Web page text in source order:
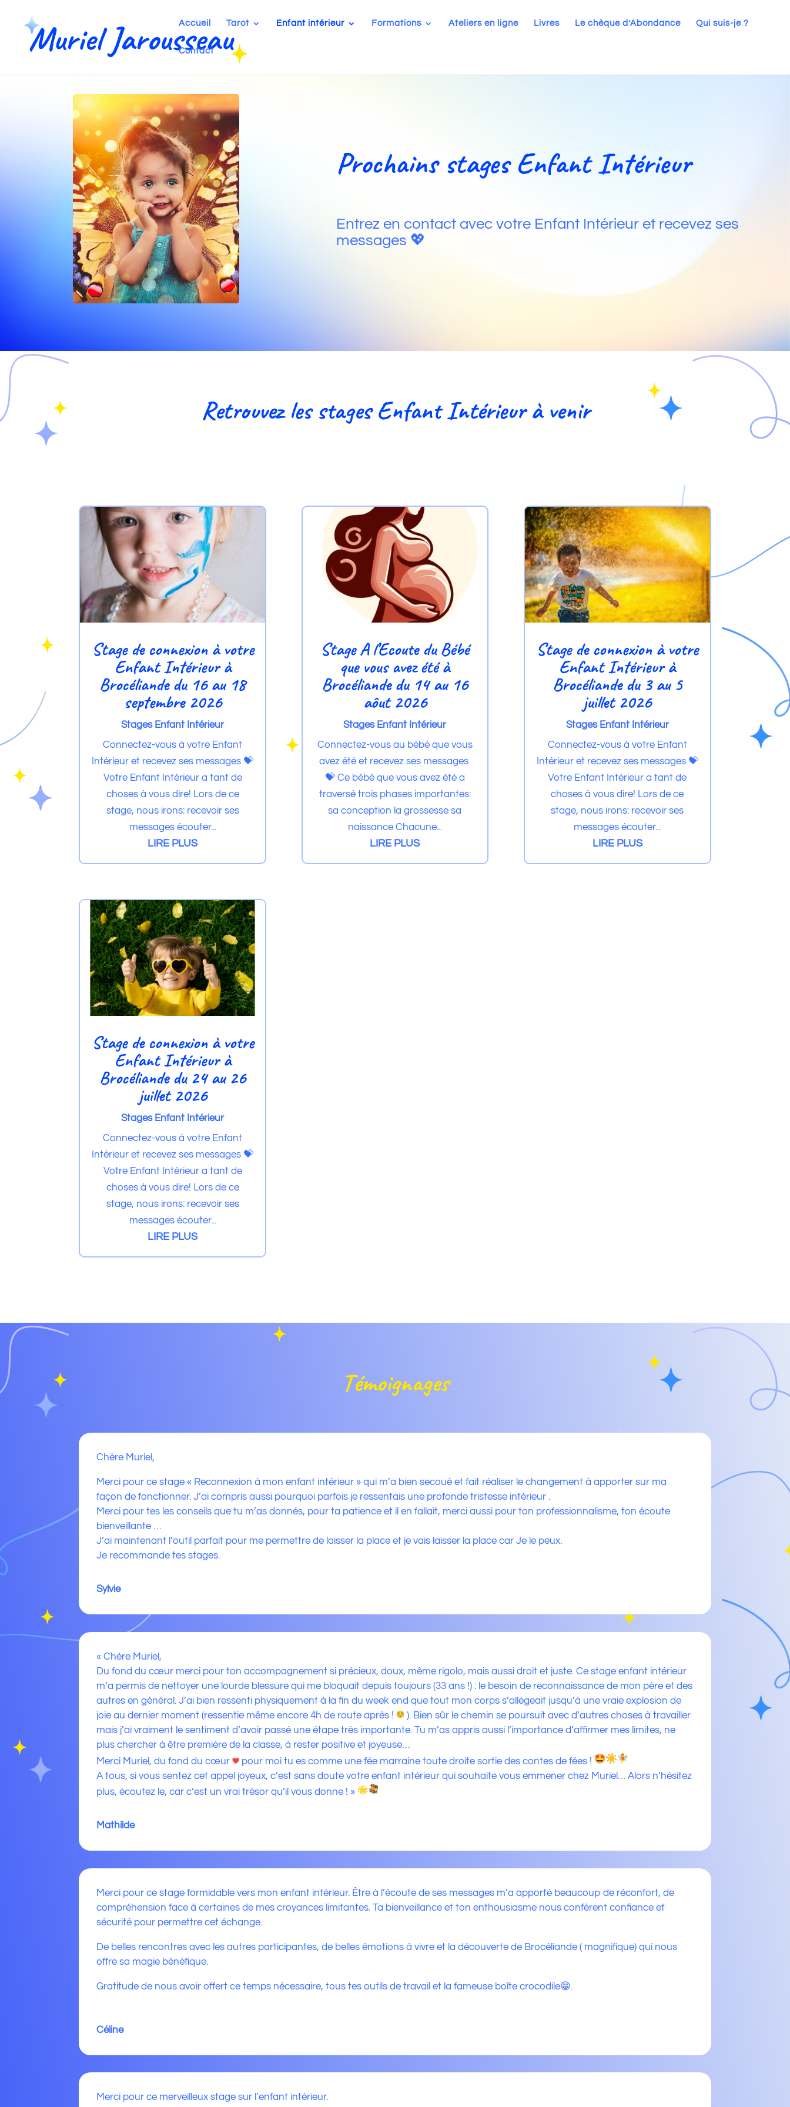
Accueil Tarot Enfant intérieur Formations Ateliers en ligne Livres Le chèque d’Abondance Qui suis-je ?
Contact
Prochains stages Enfant Intérieur
Entrez en contact avec votre Enfant Intérieur et recevez ses
messages 💖
Retrouvez les stages Enfant Intérieur à venir
Stage de connexion à votre
Enfant Intérieur à
Brocéliande du 16 au 18
septembre 2026
Stages Enfant Intérieur
Connectez-vous à votre Enfant
Intérieur et recevez ses messages 💝
Votre Enfant Intérieur a tant de
choses à vous dire! Lors de ce
stage, nous irons: recevoir ses
messages écouter...
LIRE PLUS
Stage de connexion à votre
Enfant Intérieur à
Brocéliande du 24 au 26
juillet 2026
Stages Enfant Intérieur
Connectez-vous à votre Enfant
Intérieur et recevez ses messages 💝
Votre Enfant Intérieur a tant de
choses à vous dire! Lors de ce
stage, nous irons: recevoir ses
messages écouter...
LIRE PLUS
Stage A l’Ecoute du Bébé
que vous avez été à
Brocéliande du 14 au 16
aôut 2026
Stages Enfant Intérieur
Connectez-vous au bébé que vous
avez été et recevez ses messages
💝 Ce bébé que vous avez été a
traversé trois phases importantes:
sa conception la grossesse sa
naissance Chacune...
LIRE PLUS
Stage de connexion à votre
Enfant Intérieur à
Brocéliande du 3 au 5
juillet 2026
Stages Enfant Intérieur
Connectez-vous à votre Enfant
Intérieur et recevez ses messages 💝
Votre Enfant Intérieur a tant de
choses à vous dire! Lors de ce
stage, nous irons: recevoir ses
messages écouter...
LIRE PLUS
Témoignages
Chère Muriel,
Merci pour ce stage « Reconnexion à mon enfant intérieur » qui m’a bien secoué et fait réaliser le changement à apporter sur ma
façon de fonctionner. J’ai compris aussi pourquoi parfois je ressentais une profonde tristesse intérieur .
Merci pour tes les conseils que tu m’as donnés, pour ta patience et il en fallait, merci aussi pour ton professionnalisme, ton écoute
bienveillante …
J’ai maintenant l’outil parfait pour me permettre de laisser la place et je vais laisser la place car Je le peux.
Je recommande tes stages.
Sylvie
« Chère Muriel,
Du fond du cœur merci pour ton accompagnement si précieux, doux, même rigolo, mais aussi droit et juste. Ce stage enfant intérieur
m’a permis de nettoyer une lourde blessure qui me bloquait depuis toujours (33 ans !) : le besoin de reconnaissance de mon père et des
autres en général. J’ai bien ressenti physiquement à la fin du week end que tout mon corps s’allégeait jusqu’à une vraie explosion de
joie au dernier moment (ressentie même encore 4h de route après !
). Bien sûr le chemin se poursuit avec d’autres choses à travailler
mais j’ai vraiment le sentiment d’avoir passé une étape très importante. Tu m’as appris aussi l’importance d’affirmer mes limites, ne
plus chercher à être première de la classe, à rester positive et joyeuse…
Merci Muriel, du fond du cœur
pour moi tu es comme une fée marraine toute droite sortie des contes de fées !
A tous, si vous sentez cet appel joyeux, c’est sans doute votre enfant intérieur qui souhaite vous emmener chez Muriel… Alors n’hésitez
plus, écoutez le, car c’est un vrai trésor qu’il vous donne ! »
Mathilde
Merci pour ce stage formidable vers mon enfant intérieur. Être à l’écoute de ses messages m’a apporté beaucoup de réconfort, de
compréhension face à certaines de mes croyances limitantes. Ta bienveillance et ton enthousiasme nous confèrent confiance et
sécurité pour permettre cet échange.
De belles rencontres avec les autres participantes, de belles émotions à vivre et la découverte de Brocéliande ( magnifique) qui nous
offre sa magie bénéfique.
Gratitude de nous avoir offert ce temps nécessaire, tous tes outils de travail et la fameuse boîte crocodile😁.
Céline
Merci pour ce merveilleux stage sur l’enfant intérieur.